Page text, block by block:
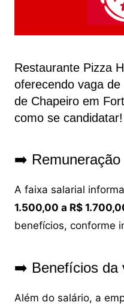
Restaurante Pizza
oferecendo vaga
de Chapeiro em
como se candidatar!
➡️ Remuneração
A faixa salarial
1.500,00 a R$
benefícios, conforme
➡️ Benefícios da
Além do salário, a